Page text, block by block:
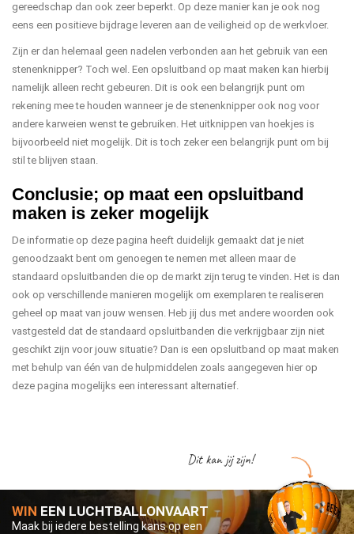
gereedschap dan ook zeer beperkt. Op deze manier kan je ook nog
eens een positieve bijdrage leveren aan de veiligheid op de werkvloer.
Zijn er dan helemaal geen nadelen verbonden aan het gebruik van een
stenenknipper? Toch wel. Een opsluitband op maat maken kan hierbij
namelijk alleen recht gebeuren. Dit is ook een belangrijk punt om
rekening mee te houden wanneer je de stenenknipper ook nog voor
andere karweien wenst te gebruiken. Het uitknippen van hoekjes is
bijvoorbeeld niet mogelijk. Dit is toch zeker een belangrijk punt om bij
stil te blijven staan.
Conclusie; op maat een opsluitband
maken is zeker mogelijk
De informatie op deze pagina heeft duidelijk gemaakt dat je niet
genoodzaakt bent om genoegen te nemen met alleen maar de
standaard opsluitbanden die op de markt zijn terug te vinden. Het is dan
ook op verschillende manieren mogelijk om exemplaren te realiseren
geheel op maat van jouw wensen. Heb jij dus met andere woorden ook
vastgesteld dat de standaard opsluitbanden die verkrijgbaar zijn niet
geschikt zijn voor jouw situatie? Dan is een opsluitband op maat maken
met behulp van één van de hulpmiddelen zoals aangegeven hier op
deze pagina mogelijks een interessant alternatief.
WIN EEN LUCHTBALLONVAART
Maak bij iedere bestelling kans op een
Dit kan jij zijn!